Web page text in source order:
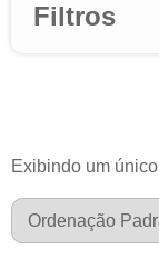
Filtros
Exibindo um